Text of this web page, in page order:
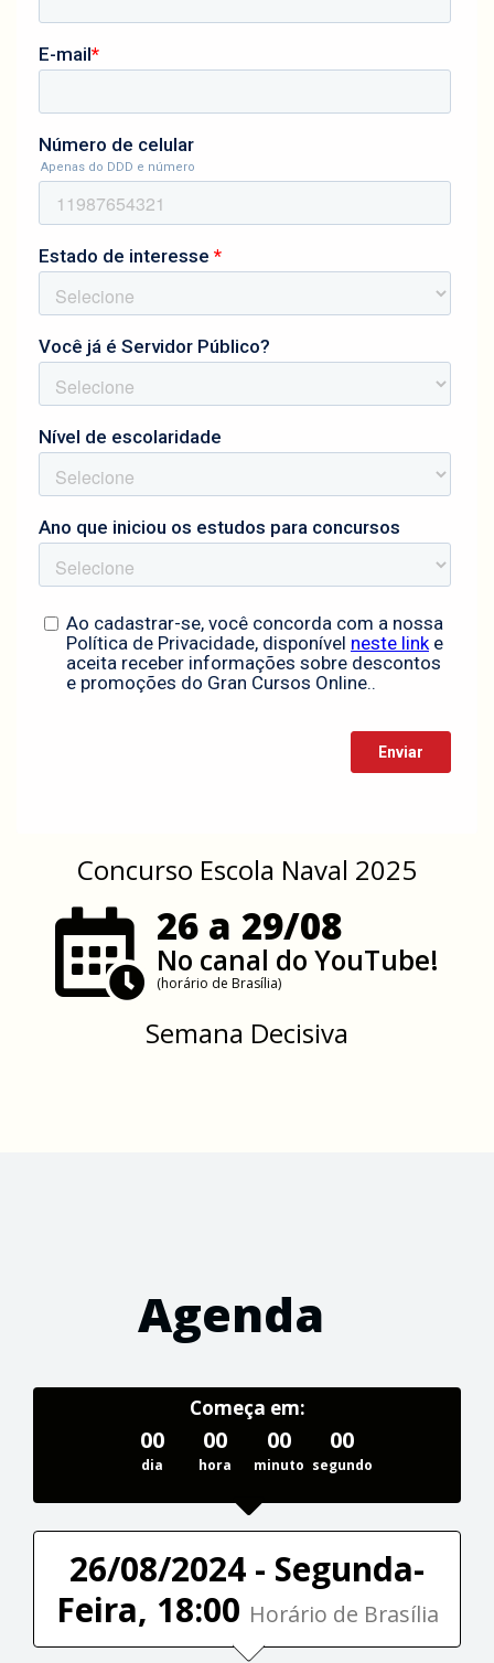
Concurso Escola Naval 2025
26 a 29/08
No canal do YouTube!
(horário de Brasília)
Semana Decisiva
Agenda
Começa em:
00
dia
00
hora
00
minuto
00
segundo
26/08/2024 - Segunda-
Feira, 18:00 Horário de Brasília